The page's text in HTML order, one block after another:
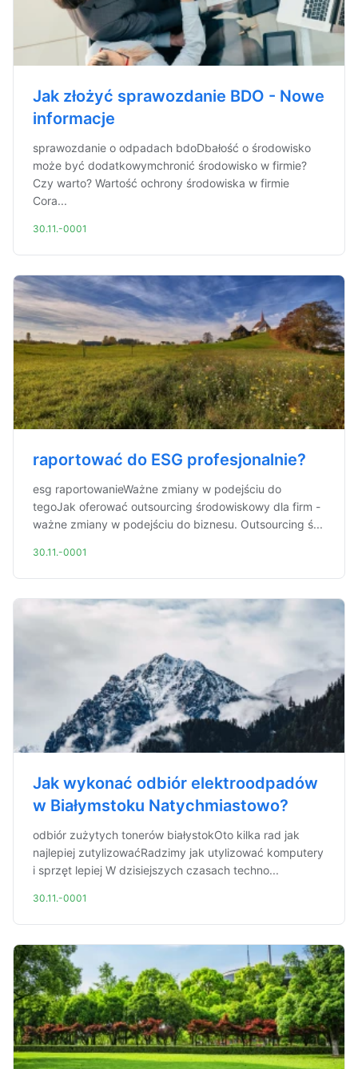
Jak złożyć sprawozdanie BDO - Nowe
informacje
sprawozdanie o odpadach bdoDbałość o środowisko
może być dodatkowymchronić środowisko w firmie?
Czy warto? Wartość ochrony środowiska w firmie
Cora...
30.11.-0001
raportować do ESG profesjonalnie?
esg raportowanieWażne zmiany w podejściu do
tegoJak oferować outsourcing środowiskowy dla firm -
ważne zmiany w podejściu do biznesu. Outsourcing ś...
30.11.-0001
Jak wykonać odbiór elektroodpadów
w Białymstoku Natychmiastowo?
odbiór zużytych tonerów białystokOto kilka rad jak
najlepiej zutylizowaćRadzimy jak utylizować komputery
i sprzęt lepiej W dzisiejszych czasach techno...
30.11.-0001